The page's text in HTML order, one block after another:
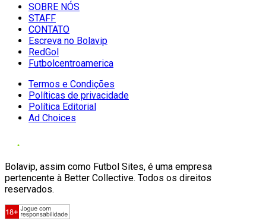
SOBRE NÓS
STAFF
CONTATO
Escreva no Bolavip
RedGol
Futbolcentroamerica
Termos e Condições
Políticas de privacidade
Política Editorial
Ad Choices
Bolavip, assim como Futbol Sites, é uma empresa
pertencente à Better Collective. Todos os direitos
reservados.